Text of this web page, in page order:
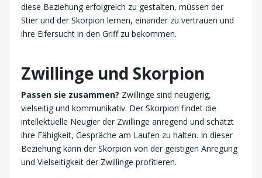
diese Beziehung erfolgreich zu gestalten, müssen der
Stier und der Skorpion lernen, einander zu vertrauen und
ihre Eifersucht in den Griff zu bekommen.
Zwillinge und Skorpion
Passen sie zusammen? Zwillinge sind neugierig,
vielseitig und kommunikativ. Der Skorpion findet die
intellektuelle Neugier der Zwillinge anregend und schätzt
ihre Fähigkeit, Gespräche am Laufen zu halten. In dieser
Beziehung kann der Skorpion von der geistigen Anregung
und Vielseitigkeit der Zwillinge profitieren.